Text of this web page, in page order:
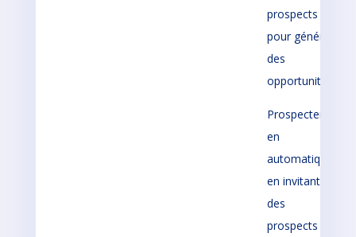
prospects
pour générer
des
opportunités.
Prospecter
en
automatique
en invitant
des
prospects à